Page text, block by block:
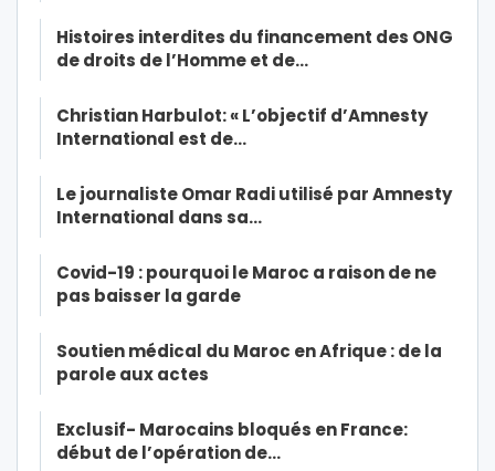
Histoires interdites du financement des ONG
de droits de l’Homme et de…
Christian Harbulot: « L’objectif d’Amnesty
International est de…
Le journaliste Omar Radi utilisé par Amnesty
International dans sa…
Covid-19 : pourquoi le Maroc a raison de ne
pas baisser la garde
Soutien médical du Maroc en Afrique : de la
parole aux actes
Exclusif- Marocains bloqués en France:
début de l’opération de…